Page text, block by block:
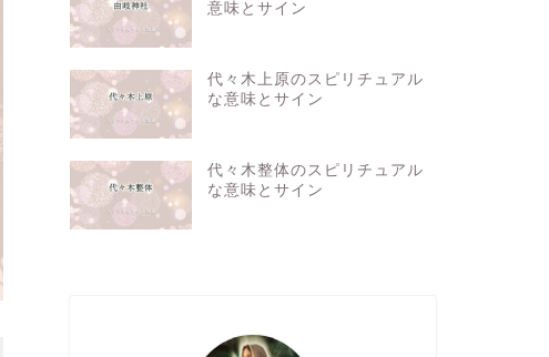
意味とサイン
代々木上原のスピリチュアル
な意味とサイン
代々木整体のスピリチュアル
な意味とサイン